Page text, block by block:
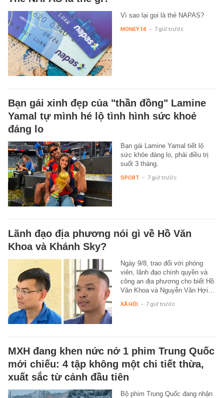
Vì sao lại gọi là thẻ NAPAS?
MONEY.14 - 7 giờ trước
Bạn gái xinh đẹp của "thần đồng" Lamine
Yamal tự mình hé lộ tình hình sức khoẻ
đáng lo
Bạn gái Lamine Yamal tiết lộ
sức khỏe đáng lo, phải điều trị
suốt 3 tháng.
SPORT - 7 giờ trước
Lãnh đạo địa phương nói gì về Hồ Văn
Khoa và Khánh Sky?
Ngày 9/8, trao đổi với phóng
viên, lãnh đạo chính quyền và
công an địa phương cho biết Hồ
Văn Khoa và Nguyễn Văn Hợi…
XÃ HỘI - 7 giờ trước
MXH đang khen nức nở 1 phim Trung Quốc
mới chiếu: 4 tập không một chi tiết thừa,
xuất sắc từ cảnh đầu tiên
Bộ phim Trung Quốc đang nhận